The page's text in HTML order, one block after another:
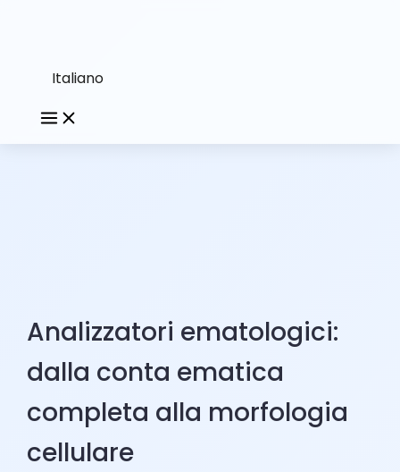
Italiano
Analizzatori ematologici:
dalla conta ematica
completa alla morfologia
cellulare